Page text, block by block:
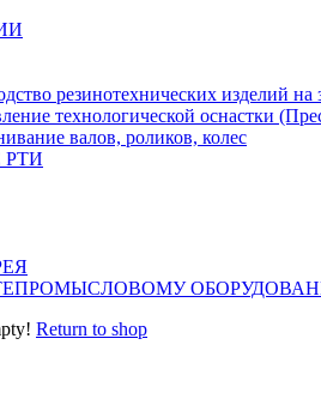
резинотехнических изделий на
технологической оснастки
валов, роликов, колес
Return to shop